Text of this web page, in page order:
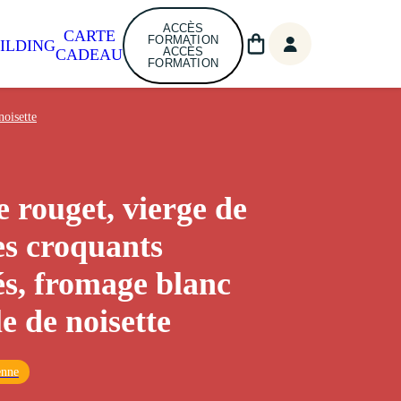
CARTE
CADEAU
ACCÈS
FORMATION
ACCÈS
FORMATION
rouget, vierge de
croquants
fromage blanc
de noisette